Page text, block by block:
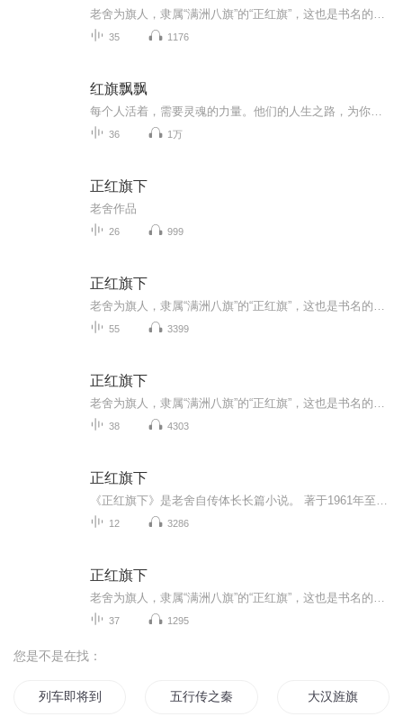
35 1176
红旗飘飘
36 1万
正红旗下
老舍作品
26 999
正红旗下
55 3399
正红旗下
38 4303
正红旗下
12 3286
正红旗下
37 1295
您是不是在找：
列车即将到站 五行传之秦汉 大汉旌旗